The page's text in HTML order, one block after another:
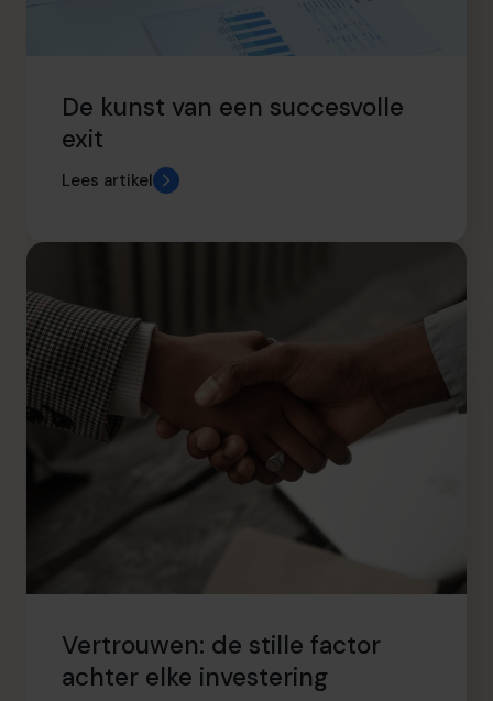
De kunst van een succesvolle
exit
Lees artikel
Vertrouwen: de stille factor
achter elke investering